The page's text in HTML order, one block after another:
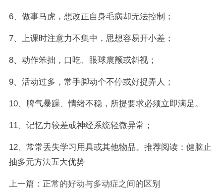
6、做事马虎，想改正自身毛病却无法控制；
7、上课时注意力不集中，思想容易开小差；
8、动作笨拙，口吃、眼球震颤或斜视；
9、活动过多，常手脚动个不停或好捉弄人；
10、脾气暴躁、情绪不稳，所提要求必须立即满足。
11、记忆力较差或神经系统轻微异常；
12、常常丢失学习用具或其他物品。推荐阅读：健脑止
抽多元方法五大优势
上一篇： 正常的好动与多动症之间的区别